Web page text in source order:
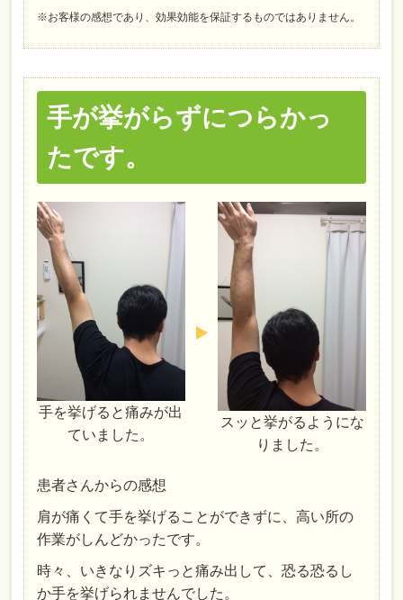
※お客様の感想であり、効果効能を保証するものではありません。
手が挙がらずにつらかっ
たです。
手を挙げると痛みが出
ていました。
スッと挙がるようにな
りました。
患者さんからの感想
肩が痛くて手を挙げることができずに、高い所の
作業がしんどかったです。
時々、いきなりズキっと痛み出して、恐る恐るし
か手を挙げられませんでした。